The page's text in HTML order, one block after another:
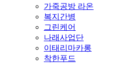
가죽공방 라온
복지간병
그린케어
나래사업단
이태리마카롱
착한푸드